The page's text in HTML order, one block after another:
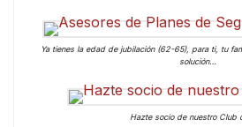
Ya tienes la edad de jubilación (62-65), para ti, tu
solución…
Hazte socio de nuestro Club